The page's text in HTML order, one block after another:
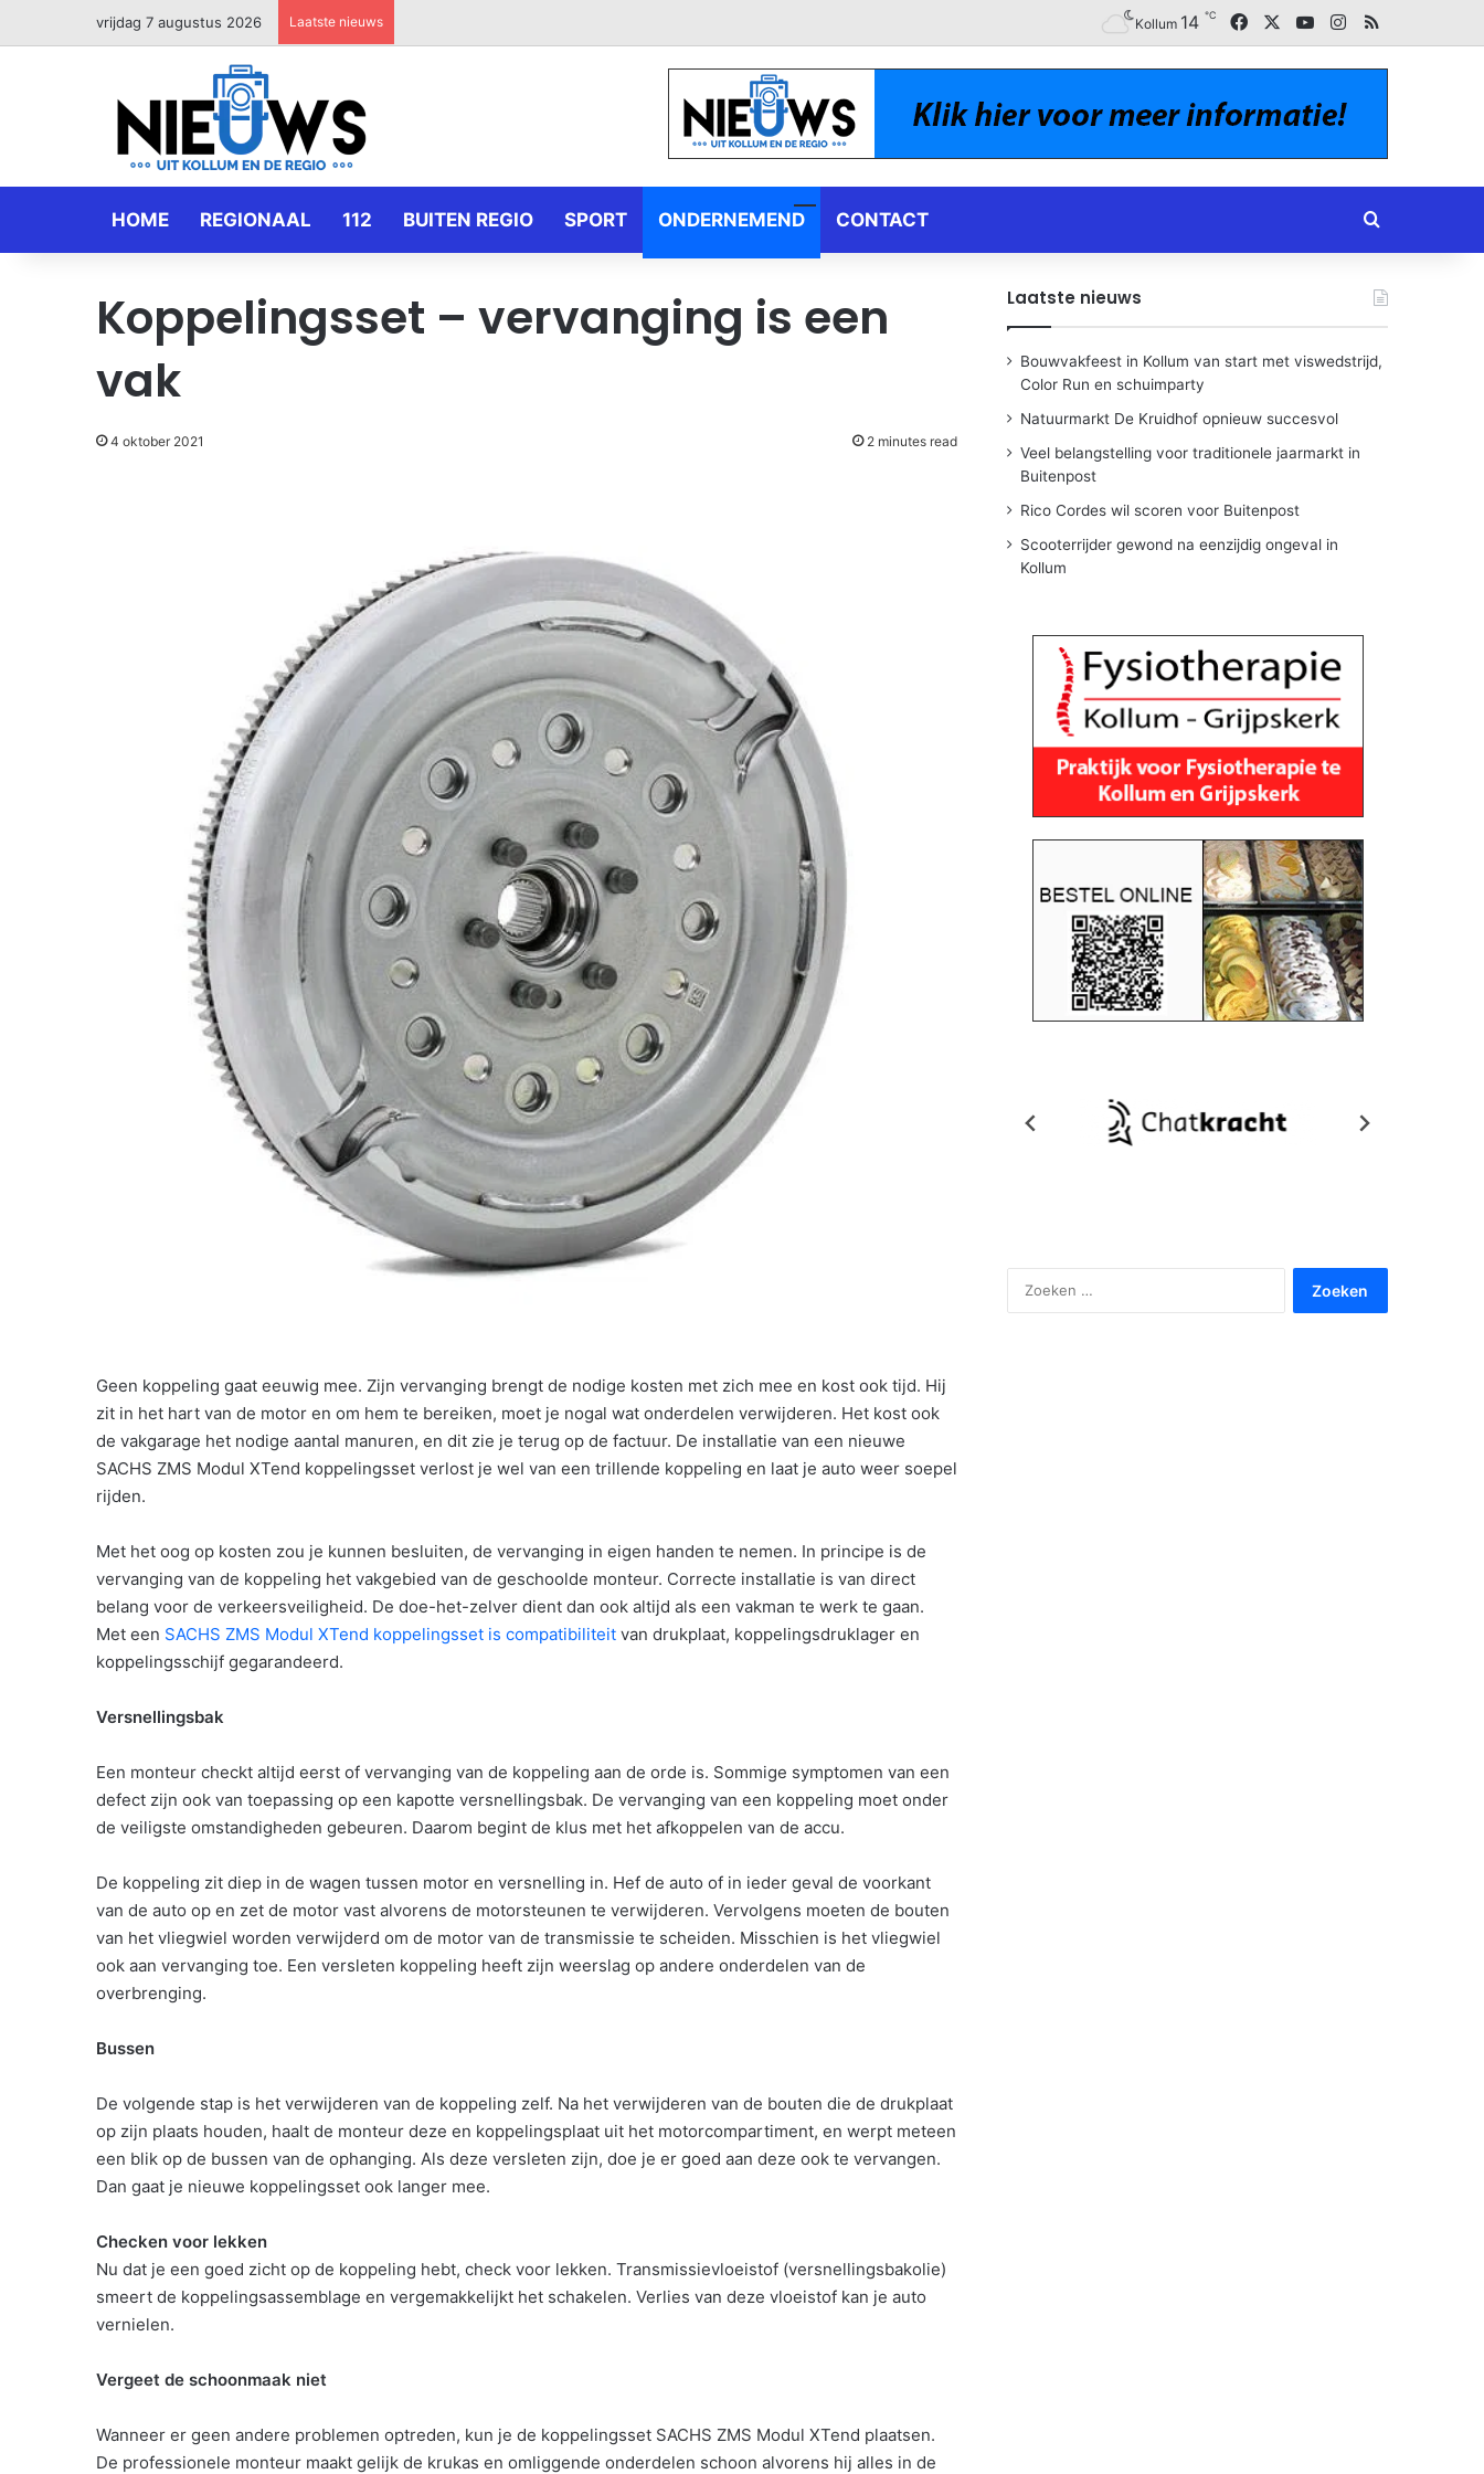
vrijdag 7 augustus 2026 Laatste nieuws Kollum 14 ℃ FacebookYouTubeInstagram
RSS
HOME REGIONAAL 112 BUITEN REGIO SPORT ONDERNEMEND CONTACT Zoeken naar
Koppelingsset – vervanging is een
vak
4 oktober 2021 2 minutes read
Geen koppeling gaat eeuwig mee. Zijn vervanging brengt de nodige kosten met zich mee en kost ook tijd. Hij
zit in het hart van de motor en om hem te bereiken, moet je nogal wat onderdelen verwijderen. Het kost ook
de vakgarage het nodige aantal manuren, en dit zie je terug op de factuur. De installatie van een nieuwe
SACHS ZMS Modul XTend koppelingsset verlost je wel van een trillende koppeling en laat je auto weer soepel
rijden.
Met het oog op kosten zou je kunnen besluiten, de vervanging in eigen handen te nemen. In principe is de
vervanging van de koppeling het vakgebied van de geschoolde monteur. Correcte installatie is van direct
belang voor de verkeersveiligheid. De doe-het-zelver dient dan ook altijd als een vakman te werk te gaan.
Met een SACHS ZMS Modul XTend koppelingsset is compatibiliteit van drukplaat, koppelingsdruklager en
koppelingsschijf gegarandeerd.
Versnellingsbak
Een monteur checkt altijd eerst of vervanging van de koppeling aan de orde is. Sommige symptomen van een
defect zijn ook van toepassing op een kapotte versnellingsbak. De vervanging van een koppeling moet onder
de veiligste omstandigheden gebeuren. Daarom begint de klus met het afkoppelen van de accu.
De koppeling zit diep in de wagen tussen motor en versnelling in. Hef de auto of in ieder geval de voorkant
van de auto op en zet de motor vast alvorens de motorsteunen te verwijderen. Vervolgens moeten de bouten
van het vliegwiel worden verwijderd om de motor van de transmissie te scheiden. Misschien is het vliegwiel
ook aan vervanging toe. Een versleten koppeling heeft zijn weerslag op andere onderdelen van de
overbrenging.
Bussen
De volgende stap is het verwijderen van de koppeling zelf. Na het verwijderen van de bouten die de drukplaat
op zijn plaats houden, haalt de monteur deze en koppelingsplaat uit het motorcompartiment, en werpt meteen
een blik op de bussen van de ophanging. Als deze versleten zijn, doe je er goed aan deze ook te vervangen.
Dan gaat je nieuwe koppelingsset ook langer mee.
Checken voor lekken
Nu dat je een goed zicht op de koppeling hebt, check voor lekken. Transmissievloeistof (versnellingsbakolie)
smeert de koppelingsassemblage en vergemakkelijkt het schakelen. Verlies van deze vloeistof kan je auto
vernielen.
Vergeet de schoonmaak niet
Wanneer er geen andere problemen optreden, kun je de koppelingsset SACHS ZMS Modul XTend plaatsen.
De professionele monteur maakt gelijk de krukas en omliggende onderdelen schoon alvorens hij alles in de
Laatste nieuws
Bouwvakfeest in Kollum van start met viswedstrijd,
Color Run en schuimparty
Natuurmarkt De Kruidhof opnieuw succesvol
Veel belangstelling voor traditionele jaarmarkt in
Buitenpost
Rico Cordes wil scoren voor Buitenpost
Scooterrijder gewond na eenzijdig ongeval in
Kollum
naar: